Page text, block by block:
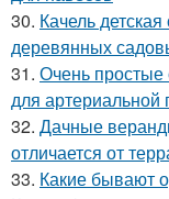
30. Качель
деревянных
31. Очень простые
для артериальной
32. Дачные
отличается от
33. Какие бывают